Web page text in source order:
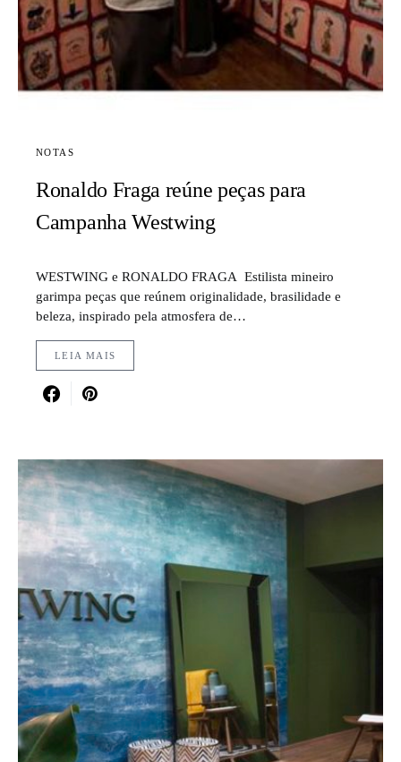
NOTAS
Ronaldo Fraga reúne peças para
Campanha Westwing
WESTWING e RONALDO FRAGA Estilista mineiro
garimpa peças que reúnem originalidade, brasilidade e
beleza, inspirado pela atmosfera de…
LEIA MAIS